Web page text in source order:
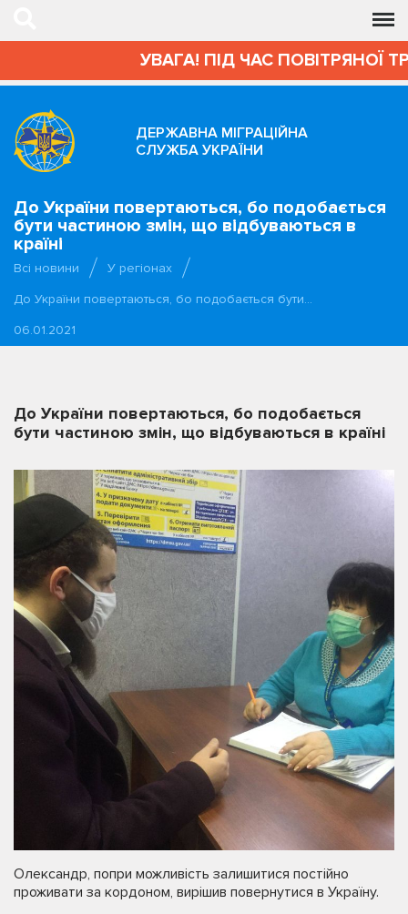
УВАГА! ПІД ЧАС ПОВІТРЯНОЇ
ДЕРЖАВНА МІГРАЦІЙНА
СЛУЖБА УКРАЇНИ
До України повертаються, бо подобається
бути частиною змін, що відбуваються в
країні
Всі новини
У регіонах
До України повертаються, бо подобається бути…
06.01.2021
До України повертаються, бо подобається
бути частиною змін, що відбуваються в країні
Олександр, попри можливість залишитися постійно
проживати за кордоном, вирішив повернутися в Україну.